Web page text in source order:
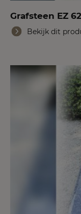
Grafsteen EZ
Bekijk dit